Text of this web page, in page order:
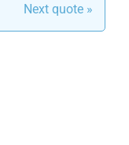
Next quote »